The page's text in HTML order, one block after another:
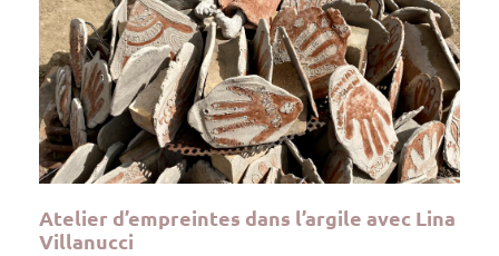
Atelier d’empreintes dans l’argile avec Lina
Villanucci